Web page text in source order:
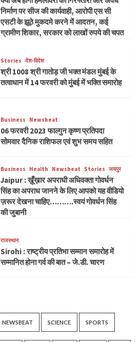
निर्माण पर सीज की कार्यवाही, आरोपी एस सी
एसटी के झूठे मुकदमे करने में आदतन, कई
ग्रामीण शिकार, सरकार को लाखों रुपये की चपत
Stories देश-विदेश
श्री 1008 श्री गातोड़ जी भक्त मंडल मुंबई के
तत्वाधान में 14 फरवरी को मुंबई में भक्ति समारोह
Business Newsbeat
06 फरवरी 2023 फाल्गुन कृष्ण प्रतिपदा
सोमवार दैनिक राशिफल एवं शुभ समय सहित
Business Health Newsbeat Stories जयपुर
Jaipur : ख़ूँख़ार अपराधी अधिवक्ता गोवर्धन
सिंह का अपराध जानने के लिए आपको यह वीडियो
ज़रूर देखना चाहिए……….स्वयं गोवर्धन सिंह
की जुबानी
राजस्थान
Sirohi : राष्ट्रीय प्रतिभा सम्मान समारोह में
सम्मानित होना गर्व की बात – जे.डी. चारण
NEWSBEAT SCIENCE SPORTS